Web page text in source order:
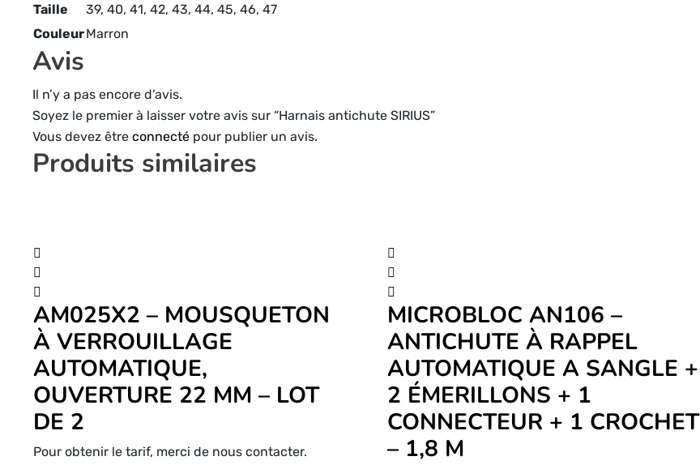
Taille
39, 40, 41, 42, 43, 44, 45, 46, 47
CouleurMarron
Avis
Il n’y a pas encore d’avis.
Soyez le premier à laisser votre avis sur “Harnais antichute SIRIUS”
Vous devez être connecté pour publier un avis.
Produits similaires
AM025X2 – MOUSQUETON
À VERROUILLAGE
AUTOMATIQUE,
OUVERTURE 22 MM – LOT
DE 2
Pour obtenir le tarif, merci de nous contacter.
MICROBLOC AN106 –
ANTICHUTE À RAPPEL
AUTOMATIQUE A SANGLE +
2 ÉMERILLONS + 1
CONNECTEUR + 1 CROCHET
– 1,8 M